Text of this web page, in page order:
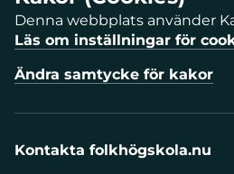
Denna webbplats använder
Läs om inställningar för
Ändra samtycke för kakor
Kontakta folkhögskola.nu